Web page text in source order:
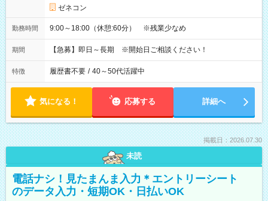
ゼネコン
勤務時間 9:00～18:00（休憩:60分） ※残業少なめ
期間 【急募】即日～長期 ※開始日ご相談ください！
特徴 履歴書不要 / 40～50代活躍中
気になる！ 応募する 詳細へ
掲載日：2026.07.30
未読
電話ナシ！見たまんま入力＊エントリーシート
のデータ入力・短期OK・日払いOK